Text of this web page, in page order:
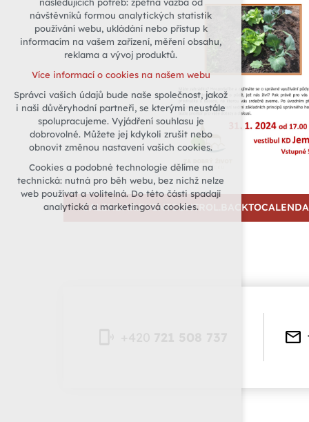
udržení kontextu stránek (session):
případná přihlášení, volby jazyka, apod.
Volitelná cookies
vyhodnocení návštěvnosti
marketingová cookies (Google)
Více informací o cookies na našem webu
Odmítnout vše
následujících potřeb: zpětná vazba od
návštěvníků formou analytických statistik
používání webu, ukládání nebo přístup k
informacím na vašem zařízení, měření obsahu,
reklama a vývoj produktů.
Více informací o cookies na našem webu
Správci vašich údajů bude naše společnost, jakož
i naši důvěryhodní partneři, se kterými neustále
spolupracujeme. Vyjádření souhlasu je
dobrovolné. Můžete jej kdykoli zrušit nebo
obnovit změnou nastavení vašich cookies.
Cookies a podobné technologie dělíme na
technická: nutná pro běh webu, bez nichž nelze
web používat a volitelná. Do této části spadají
analytická a marketingová cookies.